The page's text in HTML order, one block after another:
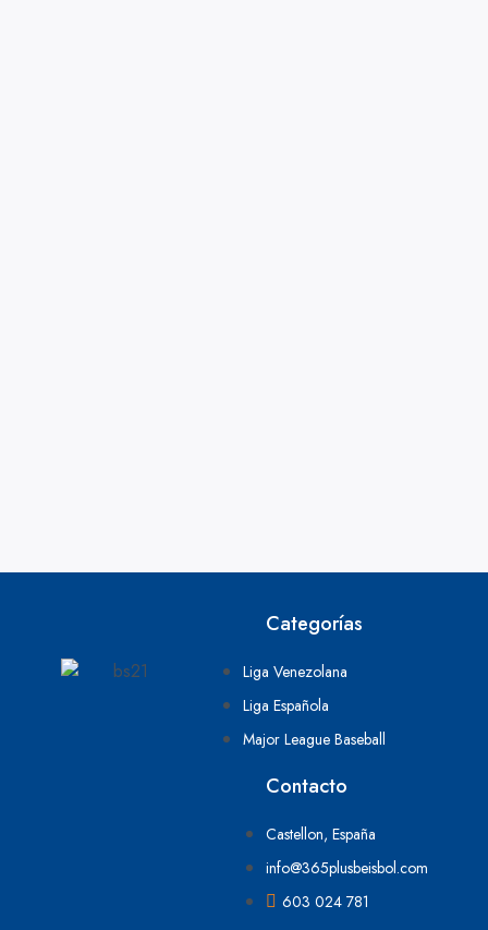
Categorías
Liga Venezolana
Liga Española
Major League Baseball
Contacto
Castellon, España
info@365plusbeisbol.com
603 024 781